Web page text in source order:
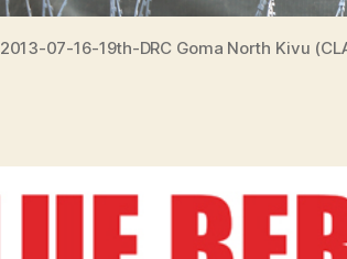
2013-07-16-19th-DRC Goma North Kivu